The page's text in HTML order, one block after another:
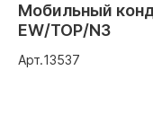
Мобильный
EW/TOP/N3
Арт.13537